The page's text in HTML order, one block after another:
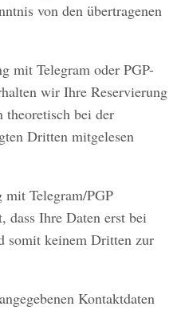
von den übertragenen
mit Telegram oder PGP-
wir Ihre Reservierung
bei der
Dritten mitgelesen
Telegram/PGP
dass Ihre Daten erst bei
somit keinem Dritten zur
Kontaktdaten